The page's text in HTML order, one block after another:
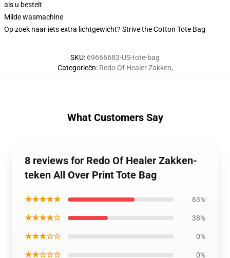
als u bestelt
Milde wasmachine
Op zoek naar iets extra lichtgewicht? Strive the Cotton Tote Bag
SKU: 69666683-US-tote-bag
Categorieën: Redo Of Healer Zakken,
What Customers Say
8 reviews for Redo Of Healer Zakken-
teken All Over Print Tote Bag
★★★★★ 63%
★★★★☆ 38%
★★★☆☆ 0%
★★☆☆☆ 0%